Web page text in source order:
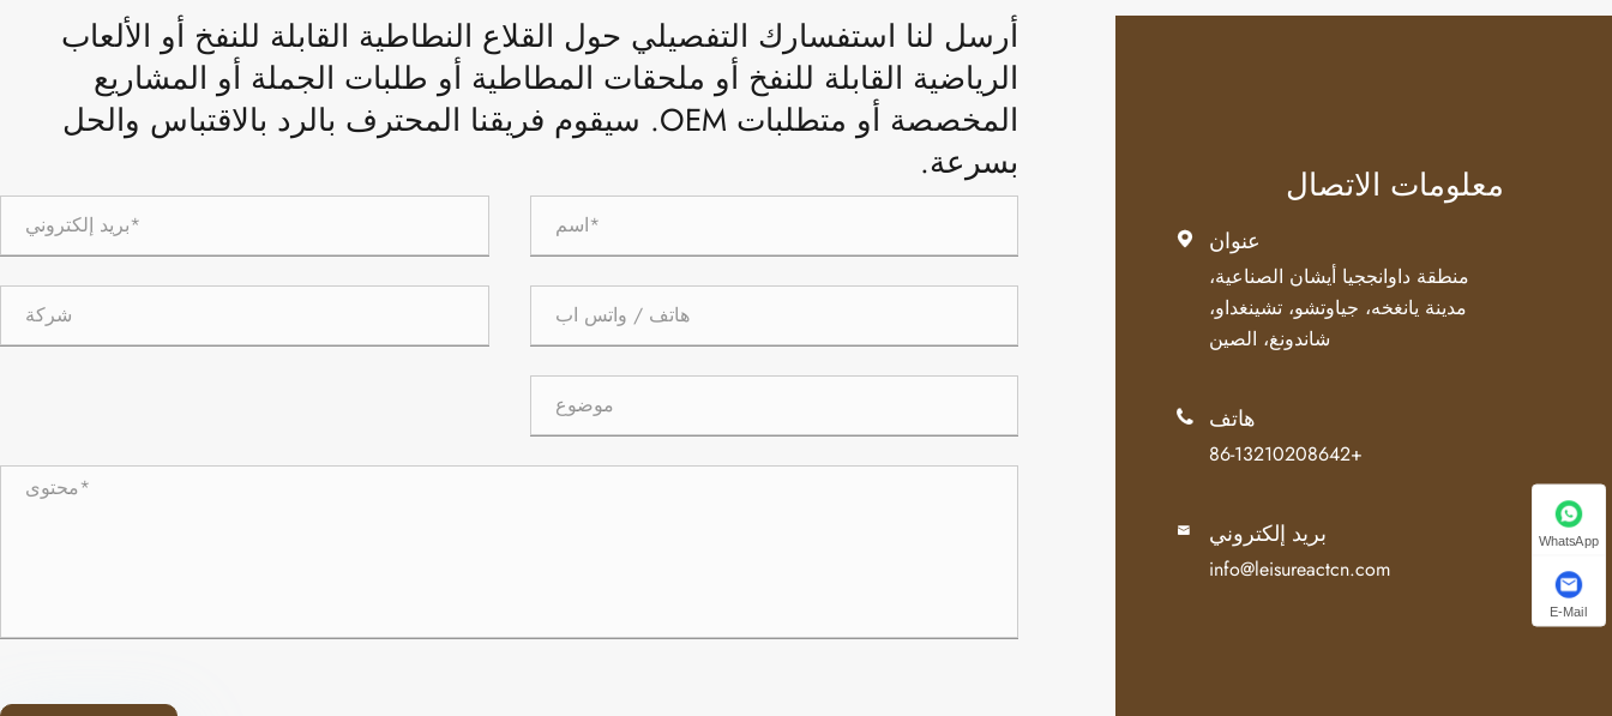
معلومات الاتصال
 عنوان
منطقة داوانججيا أيشان الصناعية،
مدينة يانغخه، جياوتشو، تشينغداو،
شاندونغ، الصين
 هاتف
+86-13210208642
 بريد إلكتروني
info@leisureactcn.com
أرسل لنا استفسارك التفصيلي حول القلاع النطاطية القابلة للنفخ أو الألعاب
الرياضية القابلة للنفخ أو ملحقات المطاطية أو طلبات الجملة أو المشاريع
المخصصة أو متطلبات OEM. سيقوم فريقنا المحترف بالرد بالاقتباس والحل
بسرعة.
WhatsApp
E-Mail